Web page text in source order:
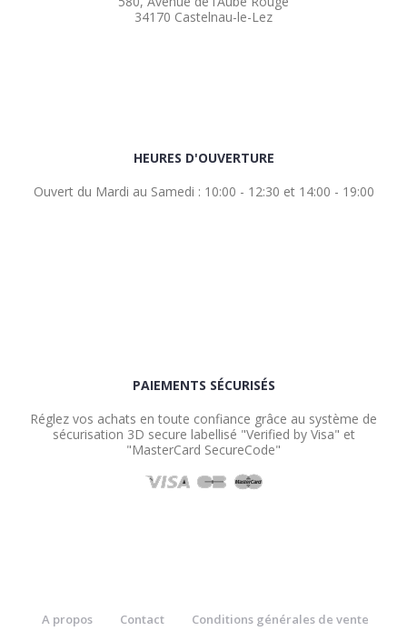
34170 Castelnau-le-Lez
HEURES D'OUVERTURE
Ouvert du Mardi au Samedi : 10:00 - 12:30 et 14:00 - 19:00
PAIEMENTS SÉCURISÉS
Réglez vos achats en toute confiance grâce au système de
sécurisation 3D secure labellisé "Verified by Visa" et
"MasterCard SecureCode"
A propos Contact Conditions générales de vente